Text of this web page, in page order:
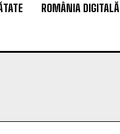
ROMÂNIA DIGITALĂ